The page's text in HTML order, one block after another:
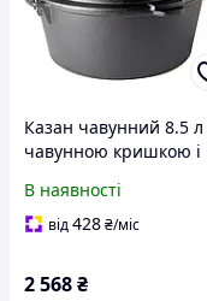
Казан чавунний 8.5 л
чавунною кришкою і
В наявності
від428₴/міс
2 568₴